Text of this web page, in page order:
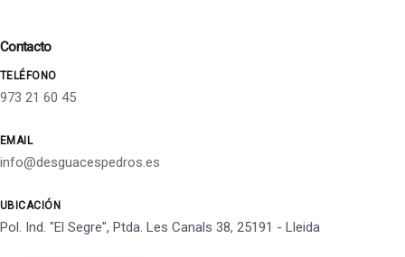
Contacto
TELÉFONO
973 21 60 45
EMAIL
info@desguacespedros.es
UBICACIÓN
Pol. Ind. "El Segre", Ptda. Les Canals 38, 25191 - Lleida